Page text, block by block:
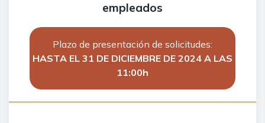
empleados
Plazo de presentación de solicitudes:
HASTA EL 31 DE DICIEMBRE DE 2024 A LAS
11:00h